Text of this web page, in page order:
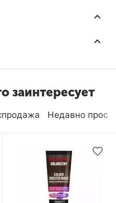
заинтересует
Недавно